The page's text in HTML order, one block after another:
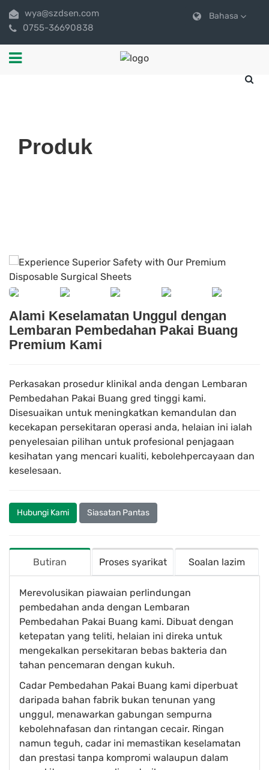
wya@szdsen.com
0755-36690838
Bahasa
Produk
Alami Keselamatan Unggul dengan
Lembaran Pembedahan Pakai Buang
Premium Kami
Perkasakan prosedur klinikal anda dengan Lembaran
Pembedahan Pakai Buang gred tinggi kami.
Disesuaikan untuk meningkatkan kemandulan dan
kecekapan persekitaran operasi anda, helaian ini ialah
penyelesaian pilihan untuk profesional penjagaan
kesihatan yang mencari kualiti, kebolehpercayaan dan
keselesaan.
Hubungi Kami Siasatan Pantas
Butiran Proses syarikat Soalan lazim
Merevolusikan piawaian perlindungan
pembedahan anda dengan Lembaran
Pembedahan Pakai Buang kami. Dibuat dengan
ketepatan yang teliti, helaian ini direka untuk
mengekalkan persekitaran bebas bakteria dan
tahan pencemaran dengan kukuh.
Cadar Pembedahan Pakai Buang kami diperbuat
daripada bahan fabrik bukan tenunan yang
unggul, menawarkan gabungan sempurna
kebolehnafasan dan rintangan cecair. Ringan
namun teguh, cadar ini memastikan keselamatan
dan prestasi tanpa kompromi walaupun dalam